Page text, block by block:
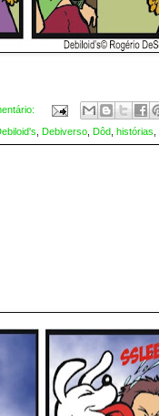
Debiverso Dôd histórias